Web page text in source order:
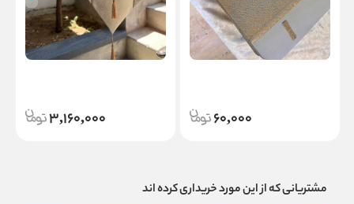
زیرلیوانی جیران
60,000
ست رومیزی جیران
3,160,000
مشتریانی که از این مورد خریداری کرده اند